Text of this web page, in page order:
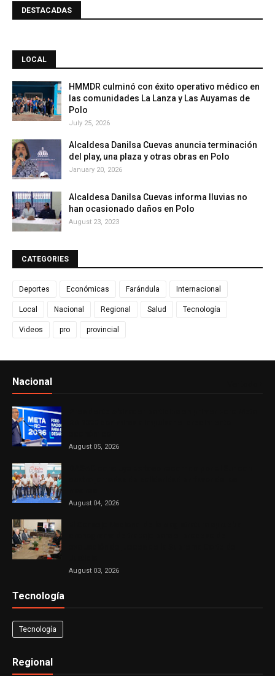
DESTACADAS
LOCAL
HMMDR culminó con éxito operativo médico en
las comunidades La Lanza y Las Auyamas de
Polo
July 25, 2026
Alcaldesa Danilsa Cuevas anuncia terminación
del play, una plaza y otras obras en Polo
January 20, 2026
Alcaldesa Danilsa Cuevas informa lluvias no
han ocasionado daños en Polo
August 23, 2023
CATEGORIES
Deportes Económicas Farándula Internacional
Local Nacional Regional Salud Tecnología
Videos pro provincial
Nacional
August 05, 2026
August 04, 2026
August 03, 2026
Tecnología
Tecnología
Regional